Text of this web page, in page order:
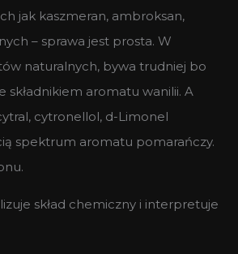
jak kaszmeran, ambroksan,
– sprawa jest prosta. W
naturalnych, bywa trudniej bo
składnikiem aromatu wanilii. A
cytronellol, d-Limonel
spektrum aromatu pomarańczy.
skład chemiczny i interpretuje